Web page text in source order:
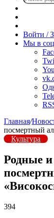
радио
Войти /
Мы в
Главная/
посмертный
Культура
Родные
394